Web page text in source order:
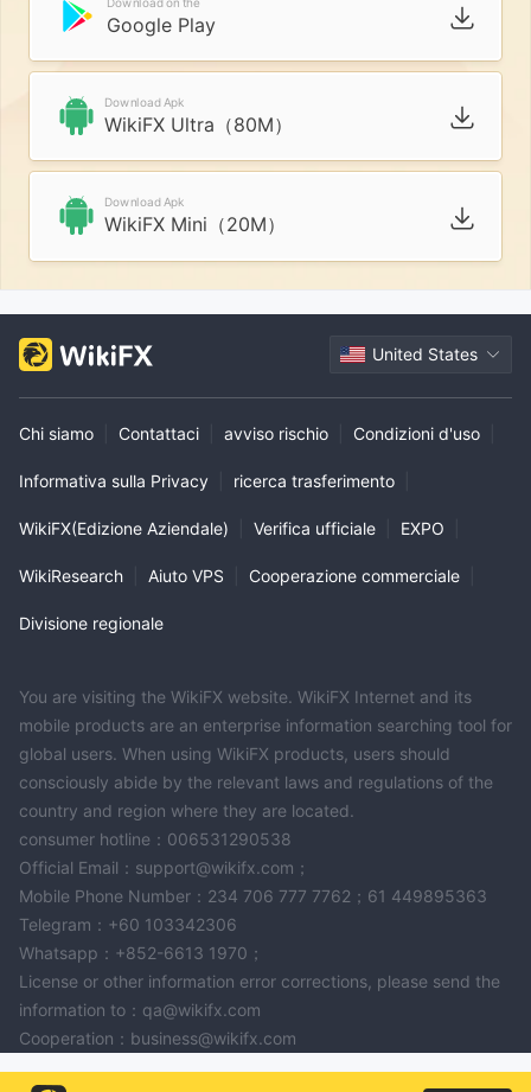
Google Play
Download Apk
WikiFX Ultra（80M）
Download Apk
WikiFX Mini（20M）
United States
Chi siamo Contattaci avviso rischio Condizioni d'uso
Informativa sulla Privacy ricerca trasferimento
WikiFX(Edizione Aziendale) Verifica ufficiale EXPO
WikiResearch Aiuto VPS Cooperazione commerciale
Divisione regionale
You are visiting the WikiFX website. WikiFX Internet and its
mobile products are an enterprise information searching tool for
global users. When using WikiFX products, users should
consciously abide by the relevant laws and regulations of the
country and region where they are located.
consumer hotline：006531290538
Official Email：support@wikifx.com；
Mobile Phone Number：234 706 777 7762；61 449895363
Telegram：+60 103342306
Whatsapp：+852-6613 1970；
License or other information error corrections, please send the
information to：qa@wikifx.com
Cooperation：business@wikifx.com